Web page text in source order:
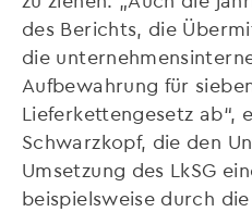
des Berichts, die
die
Aufbewahrung für
Lieferkettengesetz ab“,
Schwarzkopf, die den
Umsetzung des LkSG
beispielsweise durch